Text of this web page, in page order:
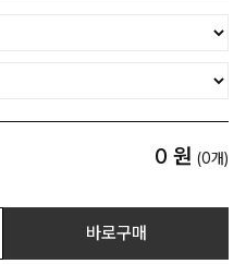
0 원 (0개)
바로구매